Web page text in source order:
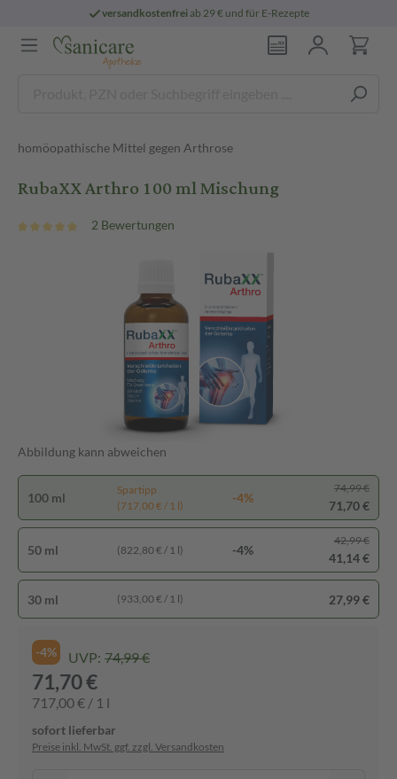
versandkostenfreiab 29 € und für E-Rezepte
homöopathische Mittel gegen Arthrose
RubaXX Arthro 100 ml Mischung
2 Bewertungen
Abbildung kann abweichen
100 ml
Spartipp
(717,00 € / 1 l)
-4%
74,99 €
71,70 €
50 ml (822,80 € / 1 l) -4%
42,99 €
41,14 €
30 ml (933,00 € / 1 l) 27,99 €
-4% UVP: 74,99 €
71,70 €
717,00 € / 1 l
sofort lieferbar
Preise inkl. MwSt. ggf. zzgl. Versandkosten